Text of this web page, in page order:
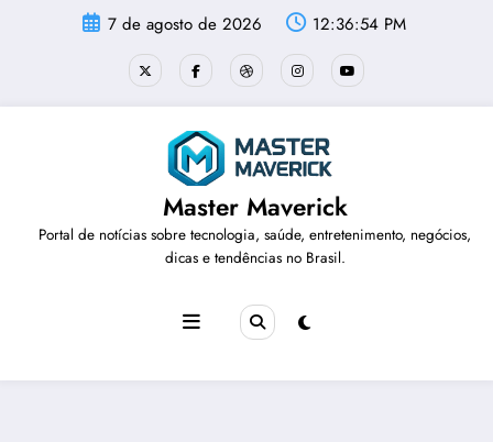
7 de agosto de 2026 12:36:54 PM
Master Maverick
Portal de notícias sobre tecnologia, saúde, entretenimento, negócios,
dicas e tendências no Brasil.